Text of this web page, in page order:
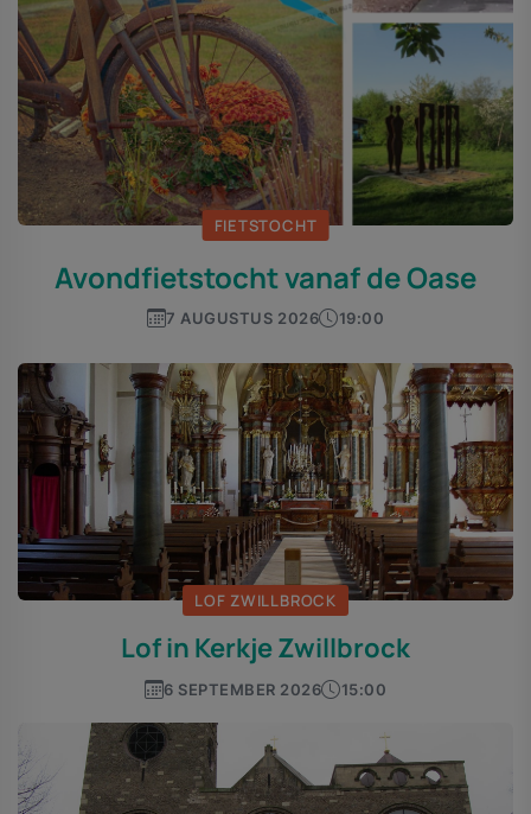
FIETSTOCHT
Avondfietstocht vanaf de Oase
7 AUGUSTUS 2026 19:00
LOF ZWILLBROCK
Lof in Kerkje Zwillbrock
6 SEPTEMBER 2026 15:00